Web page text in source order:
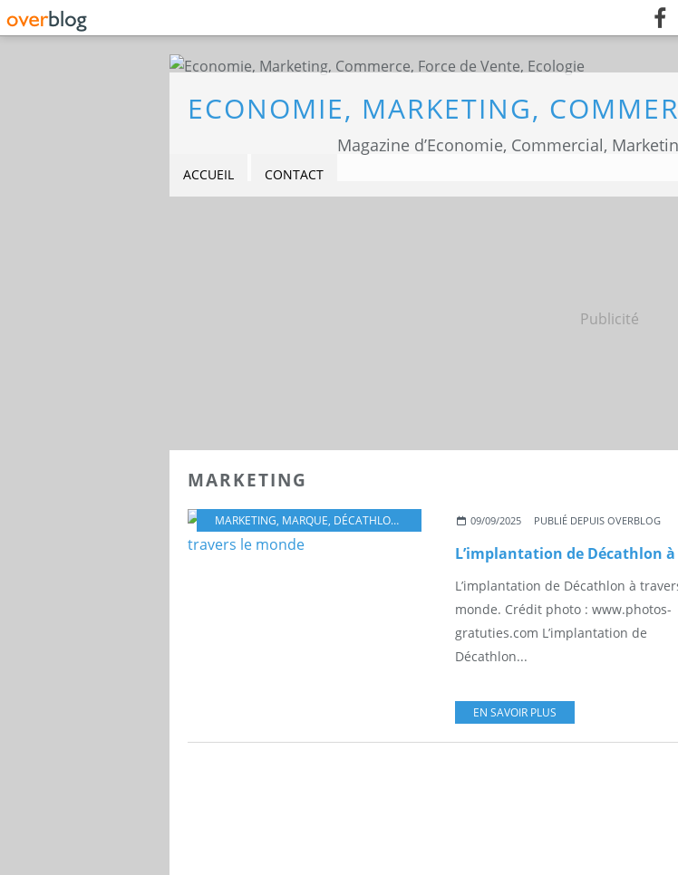
Magazine d’Economie, Commercial,
ACCUEIL CONTACT
Publicité
MARKETING
MARKETING, MARQUE, DÉCATHLON IMPLANTATION,MONDE
09/09/2025 PUBLIÉ DEPUIS OVERBLOG
L’implantation de Décathlon à
monde. Crédit photo : www.photos-
gratuties.com L’implantation de
Décathlon...
EN SAVOIR PLUS